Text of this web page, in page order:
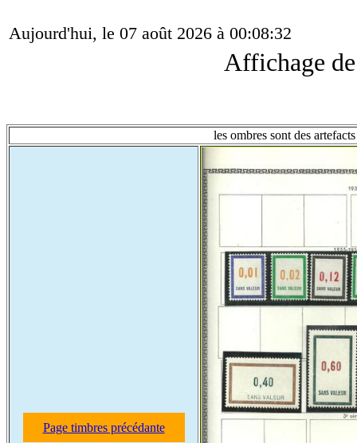
Aujourd'hui, le 07 août 2026 à 00:08:32
Affichage
les ombres sont des
Page timbres précédante